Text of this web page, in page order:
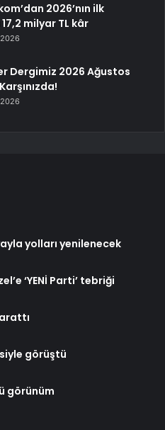
2026’nın ilk
17,2 milyar TL kâr
Dergimiz 2026 Ağustos
yolları yenilenecek
‘YENİ Parti’ tebriği
görüştü
görünüm